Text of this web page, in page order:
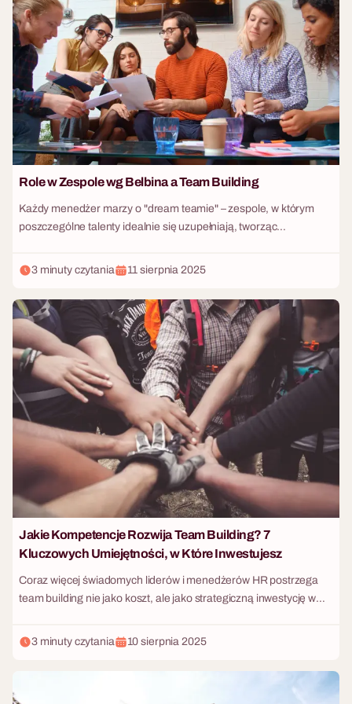
zewnętrznego lokalu kusi prestiżem i brakiem konieczności
sprzątania, ale wiąże się z ogromnymi kosztami wynajmu. Z kolei
pozostanie w firmowych murach brzmi ekonomicznie, jednak
często kojarzy się z nudą i brakiem odcięcia od obowiązków
służbowych. Którą ścieżkę wybrać w sezonie 2026? Rozkładamy
oba te rozwiązania na czynniki pierwsze!
Role w Zespole wg Belbina a Team Building
Każdy menedżer marzy o "dream teamie" – zespole, w którym
poszczególne talenty idealnie się uzupełniają, tworząc
teoretyk zarządzania, udowodnił, że kluczem do takiego zespołu
równowagi dziewięciu kluczowych ról zespołowych. Teoria to
jedno, ale jak w praktyce odkryć, kto w naszym zespole jest
urodzonym liderem, kto kreatywnym wizjonerem, a kto
niezastąpionym analitykiem? Odpowiedź jest prosta: trzeba
stworzyć im warunki do działania. Dobrze zaprojektowany event
integracyjny to najlepsze laboratorium do diagnozy i rozwoju ról
zespołowych.
3 minuty czytania 11 sierpnia 2025
Jakie Kompetencje Rozwija Team Building? 7
Kluczowych Umiejętności, w Które Inwestujesz
Coraz więcej świadomych liderów i menedżerów HR postrzega
team building nie jako koszt, ale jako strategiczną inwestycję w
zorganizowane wydarzenie integracyjne to znacznie więcej niż
środowisko, w którym w naturalny i angażujący sposób rozwijane
3 minuty czytania 10 sierpnia 2025